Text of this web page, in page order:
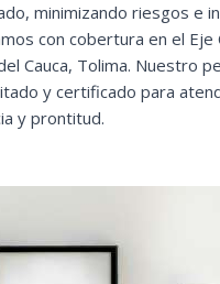
minimizando riesgos e
con cobertura en el Eje
Cauca, Tolima. Nuestro
y certificado para
y prontitud.